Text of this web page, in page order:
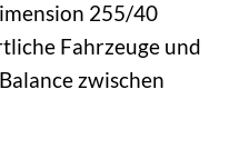
255/40
Fahrzeuge und
zwischen